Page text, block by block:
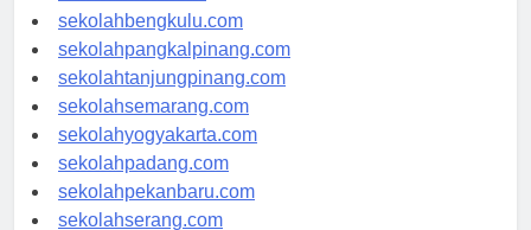
sekolahaceh.com
sekolahbengkulu.com
sekolahpangkalpinang.com
sekolahtanjungpinang.com
sekolahsemarang.com
sekolahyogyakarta.com
sekolahpadang.com
sekolahpekanbaru.com